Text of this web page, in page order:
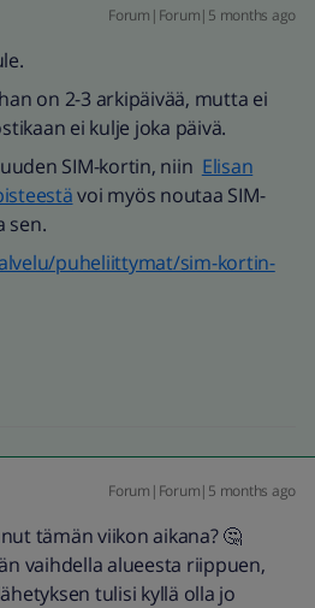
Forum|Forum|5 months ago
on 2-3 arkipäivää, mutta ei
ei kulje joka päivä.
SIM-kortin, niin Elisan
voi myös noutaa SIM-
sen.
puheliittymat/sim-kortin-
Forum|Forum|5 months ago
tämän viikon aikana? 🤔
vaihdella alueesta riippuen,
tulisi kyllä olla jo